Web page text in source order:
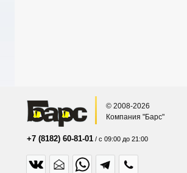
© 2008-2026
Компания "Барс"
+7 (8182) 60-81-01 / с 09:00 до 21:00